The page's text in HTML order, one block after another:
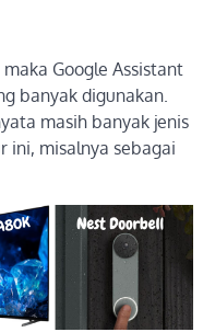
maka Google Assistant
banyak digunakan.
masih banyak jenis
ini, misalnya sebagai